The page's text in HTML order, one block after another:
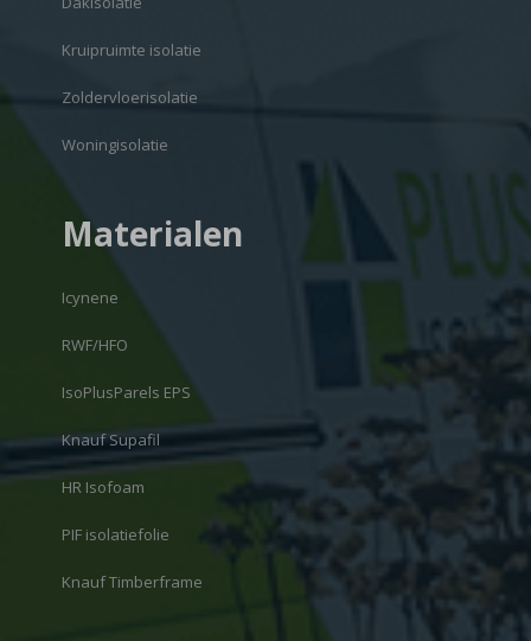
Kruipruimte isolatie
Zoldervloerisolatie
Woningisolatie
Materialen
Icynene
RWF/HFO
IsoPlusParels EPS
Knauf Supafil
HR Isofoam
PIF isolatiefolie
Knauf Timberframe